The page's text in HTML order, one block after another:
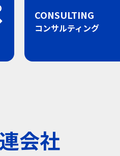
CONSULTING
コンサルティング
会社